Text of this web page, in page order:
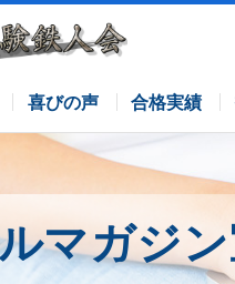
喜びの声 合格実績
スコース
ナールコース 各塾
マガジ